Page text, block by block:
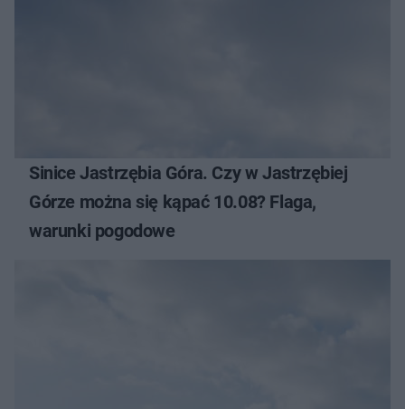
Sinice Jastrzębia Góra. Czy w Jastrzębiej
Górze można się kąpać 10.08? Flaga,
warunki pogodowe